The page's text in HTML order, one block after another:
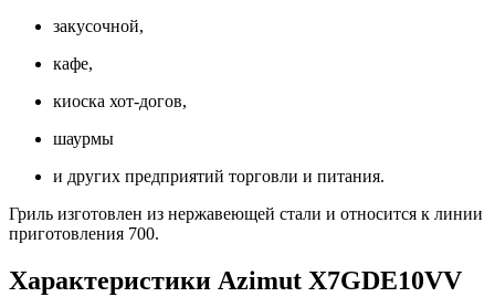
закусочной,
кафе,
киоска хот-догов,
шаурмы
и других предприятий торговли и питания.
Гриль изготовлен из нержавеющей стали и относится к линии
приготовления 700.
Характеристики Azimut X7GDE10VV